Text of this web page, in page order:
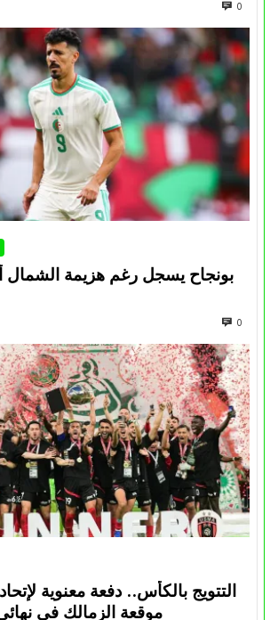
0
بونجاح يسجل رغم هزيمة الشمال
0
التتويج بالكأس.. دفعة معنوية
موقعة الزمالك في